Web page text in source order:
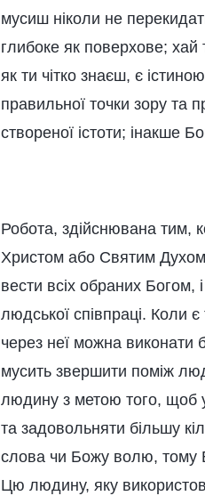
мусиш ніколи не
глибоке як поверхове;
як ти чітко знаєш, є
правильної точки зору та
створеної істоти; інакше
Робота, здійснювана тим,
Христом або Святим
вести всіх обраних Богом,
людської співпраці. Коли
через неї можна виконати
мусить звершити поміж
людину з метою того, щоб
та задовольняти більшу
слова чи Божу волю, тому
Цю людину, яку